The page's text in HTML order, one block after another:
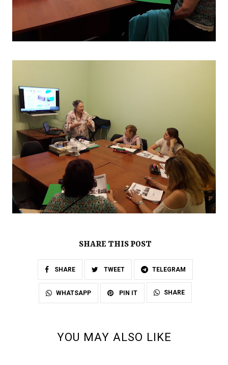
SHARE THIS POST
SHARE TWEET TELEGRAM
WHATSAPP PIN IT SHARE
YOU MAY ALSO LIKE